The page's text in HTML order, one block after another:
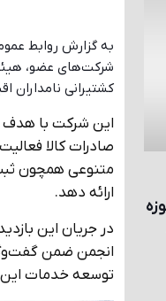
به گزارش روابط
شرکت‌های عضو،
کشتیرانی نامداران
این شرکت با هدف
صادرات کالا
متنوعی همچون ثبت
ارائه دهد.
در جریان این
انجمن ضمن
توسعه خدمات این